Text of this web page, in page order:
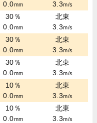
0.0mm
3.3m/s
30％
0.0mm
北東
3.3m/s
30％
0.0mm
北東
3.3m/s
30％
0.0mm
北東
3.3m/s
10％
0.0mm
北東
3.3m/s
10％
0.0mm
北東
3.3m/s